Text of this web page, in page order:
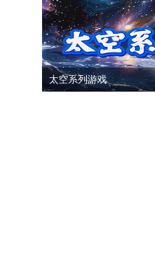
太空系列游戏